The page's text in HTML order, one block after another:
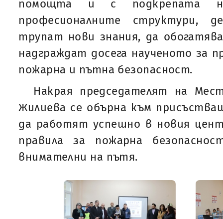
помощта и с подкрепата
професионалните
трупат нови знания, да
надграждат досега наученото за
пожарна и пътна безопасност.
Накрая председателят на
Жилиева се обърна към
да работят успешно в новия
правила за пожарна
внимателни на пътя.